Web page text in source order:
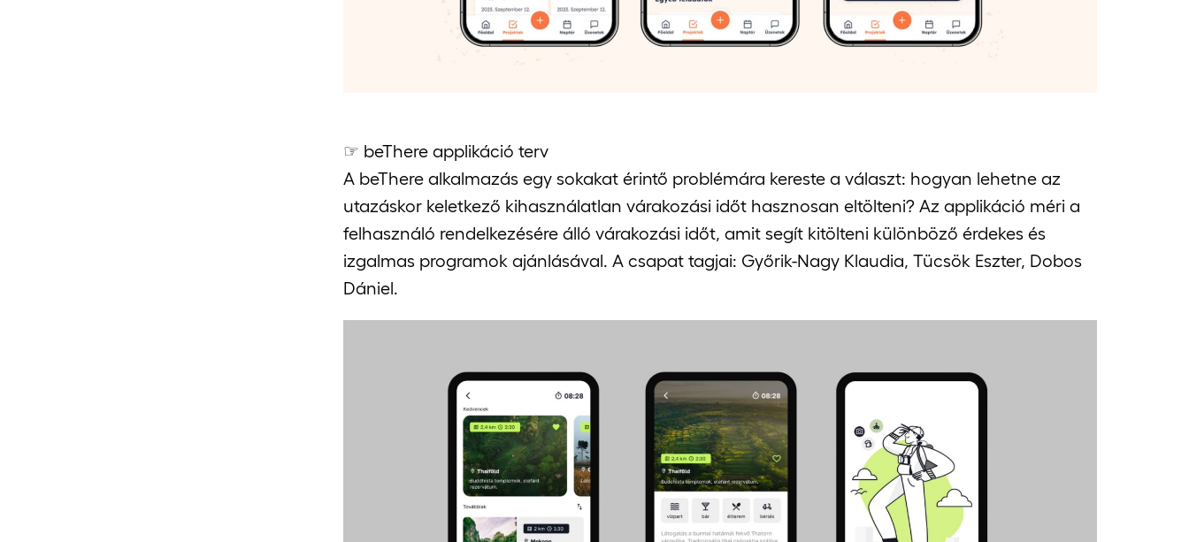
☞ beThere applikáció terv
A beThere alkalmazás egy sokakat érintő problémára kereste a választ: hogyan lehetne az
utazáskor keletkező kihasználatlan várakozási időt hasznosan eltölteni? Az applikáció méri a
felhasználó rendelkezésére álló várakozási időt, amit segít kitölteni különböző érdekes és
izgalmas programok ajánlásával. A csapat tagjai: Győrik-Nagy Klaudia, Tücsök Eszter, Dobos
Dániel.